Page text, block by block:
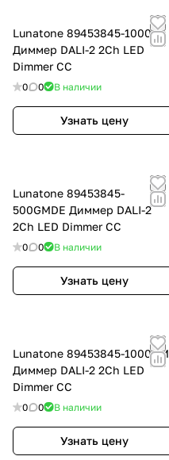
Lunatone 89453845-1000
Диммер DALI-2 2Ch LED
Dimmer CC
0 0 В наличии
Узнать цену
Lunatone 89453845-
500GMDE Диммер DALI-2
2Ch LED Dimmer CC
0 0 В наличии
Узнать цену
Lunatone 89453845-1000GM
Диммер DALI-2 2Ch LED
Dimmer CC
0 0 В наличии
Узнать цену